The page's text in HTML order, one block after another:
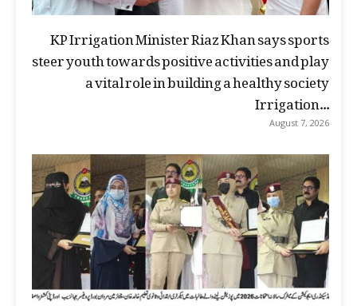
KP Irrigation Minister Riaz Khan says sports
steer youth towards positive activities and play
a vital role in building a healthy society
Irrigation...
August 7, 2026